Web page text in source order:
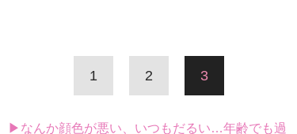
1 2 3
▶なんか顔色が悪い、いつもだるい…年齢でも過